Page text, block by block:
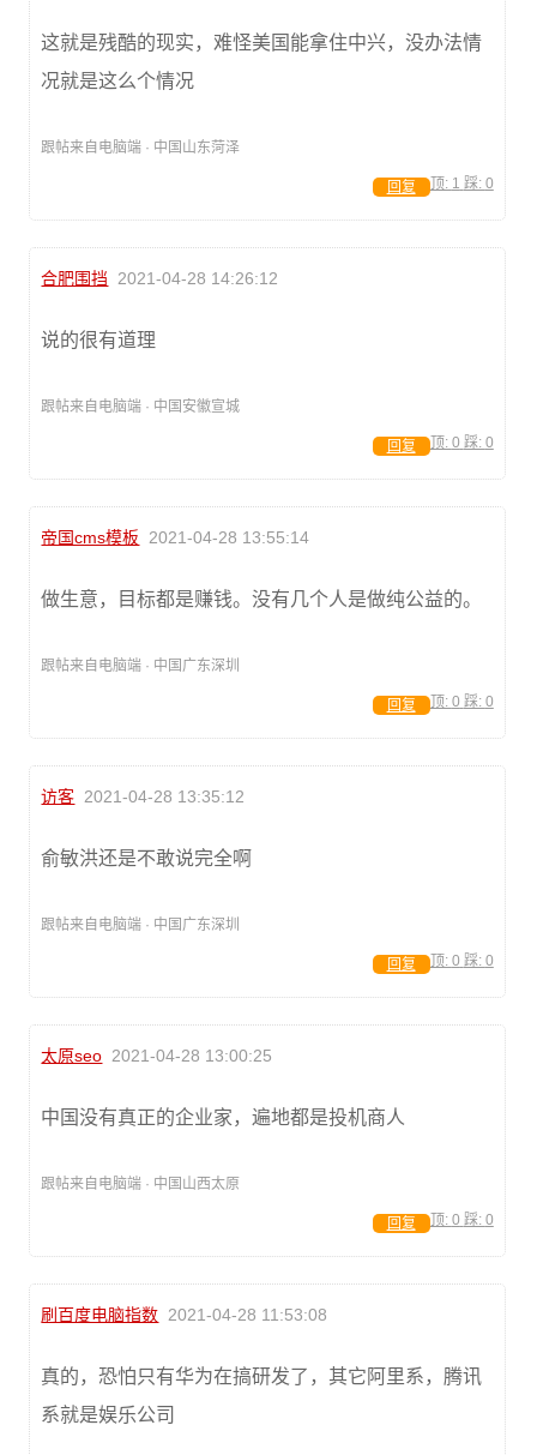
这就是残酷的现实，难怪美国能拿住中兴，没办法情
况就是这么个情况
跟帖来自电脑端 · 中国山东菏泽
顶: 1 踩: 0
回复
合肥围挡 2021-04-28 14:26:12
说的很有道理
跟帖来自电脑端 · 中国安徽宣城
顶: 0 踩: 0
回复
帝国cms模板 2021-04-28 13:55:14
做生意，目标都是赚钱。没有几个人是做纯公益的。
跟帖来自电脑端 · 中国广东深圳
顶: 0 踩: 0
回复
访客 2021-04-28 13:35:12
俞敏洪还是不敢说完全啊
跟帖来自电脑端 · 中国广东深圳
顶: 0 踩: 0
回复
太原seo 2021-04-28 13:00:25
中国没有真正的企业家，遍地都是投机商人
跟帖来自电脑端 · 中国山西太原
顶: 0 踩: 0
回复
刷百度电脑指数 2021-04-28 11:53:08
真的，恐怕只有华为在搞研发了，其它阿里系，腾讯
系就是娱乐公司